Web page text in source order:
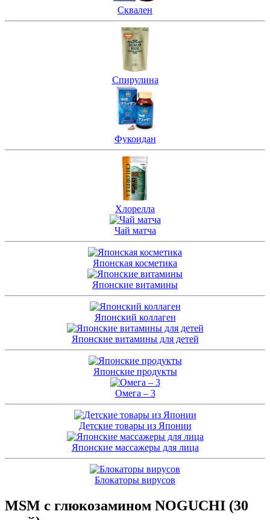
Сквален
Спирулина
Фукоидан
Хлорелла
Чай матча
Японская косметика
Японские витамины
Японский коллаген
Японские витамины для детей
Японские продукты
Омега – 3
Детские товары из Японии
Японские массажеры для лица
Блокаторы вирусов
MSM с глюкозамином NOGUCHI (30